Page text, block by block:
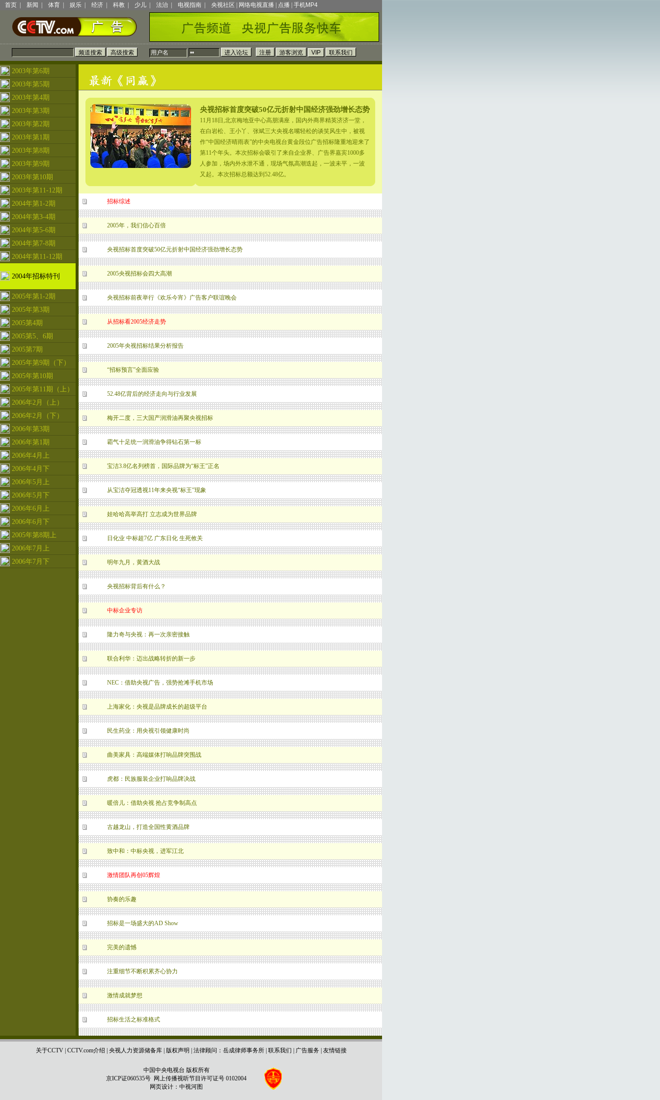
首页 新闻 体育 娱乐 经济 科教 少儿 法治 电视指南 央视社区 网络电视直播 点播 手机MP4
2003年第6期
2003年第5期
2003年第4期
2003年第3期
2003年第2期
2003年第1期
2003年第8期
2003年第9期
2003年第10期
2003年第11-12期
2004年第1-2期
2004年第3-4期
2004年第5-6期
2004年第7-8期
2004年第11-12期
2004年招标特刊
2005年第1-2期
2005年第3期
2005第4期
2005第5、6期
2005第7期
2005年第9期（下）
2005年第10期
2005年第11期（上）
2006年2月（上）
2006年2月（下）
2006年第3期
2006年第1期
2006年4月上
2006年4月下
2006年5月上
2006年5月下
2006年6月上
2006年6月下
2005年第8期上
2006年7月上
2006年7月下
央视招标首度突破50亿元折射中国经济强劲增长态势
11月18日,北京梅地亚中心高朋满座，国内外商界精英济济一堂，
在白岩松、王小丫、张斌三大央视名嘴轻松的谈笑风生中，被视
作“中国经济晴雨表”的中央电视台黄金段位广告招标隆重地迎来了
第11个年头。本次招标会吸引了来自企业界、广告界嘉宾1000多
人参加，场内外水泄不通，现场气氛高潮迭起，一波未平，一波
又起。本次招标总额达到52.48亿。
招标综述
2005年，我们信心百倍
央视招标首度突破50亿元折射中国经济强劲增长态势
2005央视招标会四大高潮
央视招标前夜举行《欢乐今宵》广告客户联谊晚会
从招标看2005经济走势
2005年央视招标结果分析报告
“招标预言”全面应验
52.48亿背后的经济走向与行业发展
梅开二度，三大国产润滑油再聚央视招标
霸气十足统一润滑油争得钻石第一标
宝洁3.8亿名列榜首，国际品牌为“标王”正名
从宝洁夺冠透视11年来央视“标王”现象
娃哈哈高举高打 立志成为世界品牌
日化业 中标超7亿 广东日化 生死攸关
明年九月，黄酒大战
央视招标背后有什么？
中标企业专访
隆力奇与央视：再一次亲密接触
联合利华：迈出战略转折的新一步
NEC：借助央视广告，强势抢滩手机市场
上海家化：央视是品牌成长的超级平台
民生药业：用央视引领健康时尚
曲美家具：高端媒体打响品牌突围战
虎都：民族服装企业打响品牌决战
暖倍儿：借助央视 抢占竞争制高点
古越龙山，打造全国性黄酒品牌
致中和：中标央视，进军江北
激情团队再创05辉煌
协奏的乐趣
招标是一场盛大的AD Show
完美的遗憾
注重细节不断积累齐心协力
激情成就梦想
招标生活之标准格式
关于CCTV| CCTV.com介绍 央视人力资源储备库| 版权声明 法律顾问：岳成律师事务所| 联系我们 广告服务 友情链接
中国中央电视台 版权所有
京ICP证060535号 网上传播视听节目许可证号 0102004
网页设计： 中视河图